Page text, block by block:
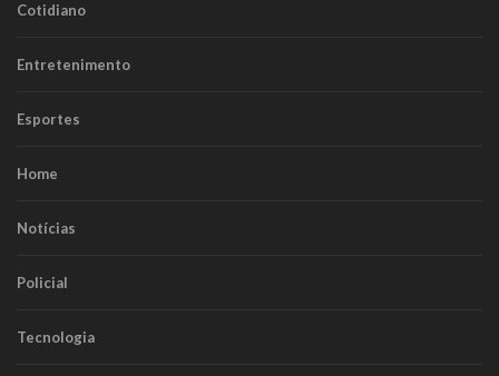
Cotidiano
Entretenimento
Esportes
Home
Notícias
Policial
Tecnologia